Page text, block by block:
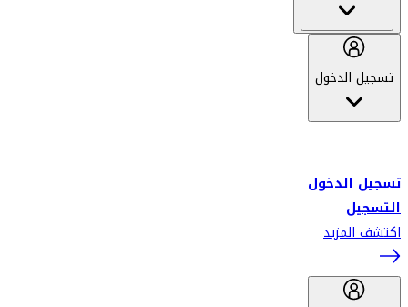
تسجيل الدخول
تسجيل الدخول
التسجيل
اكتشف المزيد